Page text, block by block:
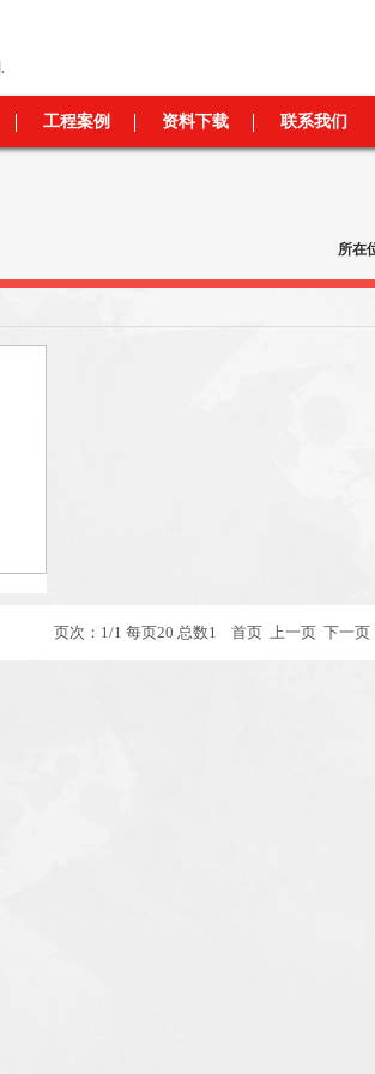
工程案例 资料下载 联系我们
所在
页次：1/1 每页20 总数1 首页 上一页 下一